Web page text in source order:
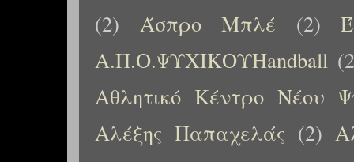
(2)
Άσπρο Μπλέ (2)
Α.Π.Ο.ΨΥΧΙΚΟΥHandball
Αθλητικό Κέντρο Νέου
Αλέξης Παπαχελάς (2)